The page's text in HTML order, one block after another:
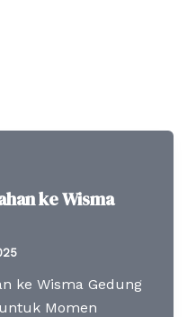
ke Wisma
ke Wisma Gedung
Momen